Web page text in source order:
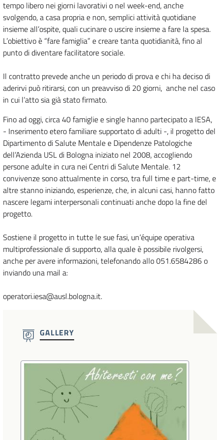
tempo libero nei giorni lavorativi o nel week-end, anche
svolgendo, a casa propria e non, semplici attività quotidiane
insieme all’ospite, quali cucinare o uscire insieme a fare la spesa.
L’obiettivo è “fare famiglia” e creare tanta quotidianità, fino al
punto di diventare facilitatore sociale.
Il contratto prevede anche un periodo di prova e chi ha deciso di
aderirvi può ritirarsi, con un preavviso di 20 giorni, anche nel caso
in cui l’atto sia già stato firmato.
Fino ad oggi, circa 40 famiglie e single hanno partecipato a IESA,
- Inserimento etero familiare supportato di adulti -, il progetto del
Dipartimento di Salute Mentale e Dipendenze Patologiche
dell’Azienda USL di Bologna iniziato nel 2008, accogliendo
persone adulte in cura nei Centri di Salute Mentale. 12
convivenze sono attualmente in corso, tra full time e part-time, e
altre stanno iniziando, esperienze, che, in alcuni casi, hanno fatto
nascere legami interpersonali continuati anche dopo la fine del
progetto.
Sostiene il progetto in tutte le sue fasi, un’équipe operativa
multiprofessionale di supporto, alla quale è possibile rivolgersi,
anche per avere informazioni, telefonando allo 051.6584286 o
inviando una mail a:
operatori.iesa@ausl.bologna.it.
GALLERY